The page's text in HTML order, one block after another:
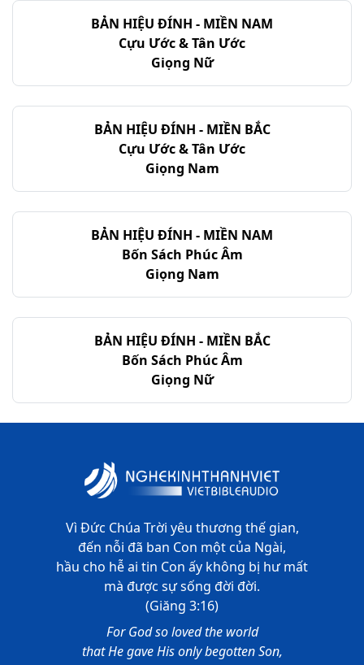
BẢN HIỆU ĐÍNH - MIỀN NAM
Cựu Ước & Tân Ước
Giọng Nữ
BẢN HIỆU ĐÍNH - MIỀN BẮC
Cựu Ước & Tân Ước
Giọng Nam
BẢN HIỆU ĐÍNH - MIỀN NAM
Bốn Sách Phúc Âm
Giọng Nam
BẢN HIỆU ĐÍNH - MIỀN BẮC
Bốn Sách Phúc Âm
Giọng Nữ
Vì Đức Chúa Trời yêu thương thế gian,
đến nỗi đã ban Con một của Ngài,
hầu cho hễ ai tin Con ấy không bị hư mất
mà được sự sống đời đời.
(Giăng 3:16)
For God so loved the world
that He gave His only begotten Son,